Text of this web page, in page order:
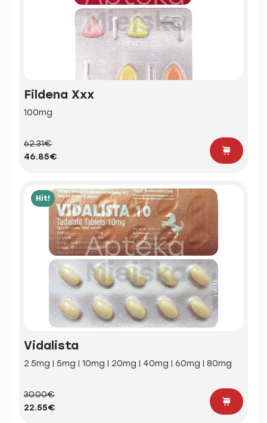
Fildena Xxx
100mg
62.31€
46.85€
Hit!
Vidalista
2.5mg | 5mg | 10mg | 20mg | 40mg | 60mg | 80mg
30.00€
22.55€